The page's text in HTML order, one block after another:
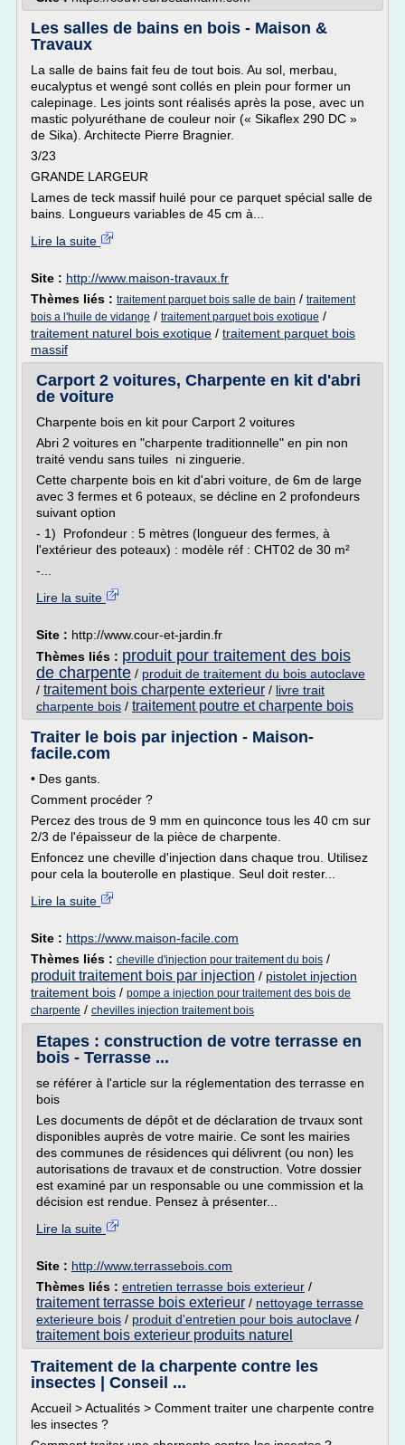
Les salles de bains en bois - Maison &
Travaux
La salle de bains fait feu de tout bois. Au sol, merbau,
eucalyptus et wengé sont collés en plein pour former un
calepinage. Les joints sont réalisés après la pose, avec un
mastic polyuréthane de couleur noir (« Sikaflex 290 DC »
de Sika). Architecte Pierre Bragnier.
3/23
GRANDE LARGEUR
Lames de teck massif huilé pour ce parquet spécial salle de
bains. Longueurs variables de 45 cm à...
Lire la suite
Site : http://www.maison-travaux.fr
Thèmes liés : traitement parquet bois salle de bain / traitement
bois a l'huile de vidange / traitement parquet bois exotique /
traitement naturel bois exotique / traitement parquet bois
massif
Carport 2 voitures, Charpente en kit d'abri
de voiture
Charpente bois en kit pour Carport 2 voitures
Abri 2 voitures en "charpente traditionnelle" en pin non
traité vendu sans tuiles ni zinguerie.
Cette charpente bois en kit d'abri voiture, de 6m de large
avec 3 fermes et 6 poteaux, se décline en 2 profondeurs
suivant option
- 1) Profondeur : 5 mètres (longueur des fermes, à
l'extérieur des poteaux) : modèle réf : CHT02 de 30 m²
-...
Lire la suite
Site : http://www.cour-et-jardin.fr
Thèmes liés : produit pour traitement des bois
de charpente / produit de traitement du bois autoclave
/ traitement bois charpente exterieur / livre trait
charpente bois / traitement poutre et charpente bois
Traiter le bois par injection - Maison-
facile.com
• Des gants.
Comment procéder ?
Percez des trous de 9 mm en quinconce tous les 40 cm sur
2/3 de l'épaisseur de la pièce de charpente.
Enfoncez une cheville d'injection dans chaque trou. Utilisez
pour cela la bouterolle en plastique. Seul doit rester...
Lire la suite
Site : https://www.maison-facile.com
Thèmes liés : cheville d'injection pour traitement du bois /
produit traitement bois par injection / pistolet injection
traitement bois / pompe a injection pour traitement des bois de
charpente / chevilles injection traitement bois
Etapes : construction de votre terrasse en
bois - Terrasse ...
se référer à l'article sur la réglementation des terrasse en
bois
Les documents de dépôt et de déclaration de trvaux sont
disponibles auprès de votre mairie. Ce sont les mairies
des communes de résidences qui délivrent (ou non) les
autorisations de travaux et de construction. Votre dossier
est examiné par un responsable ou une commission et la
décision est rendue. Pensez à présenter...
Lire la suite
Site : http://www.terrassebois.com
Thèmes liés : entretien terrasse bois exterieur /
traitement terrasse bois exterieur / nettoyage terrasse
exterieure bois / produit d'entretien pour bois autoclave /
traitement bois exterieur produits naturel
Traitement de la charpente contre les
insectes | Conseil ...
Accueil > Actualités > Comment traiter une charpente contre
les insectes ?